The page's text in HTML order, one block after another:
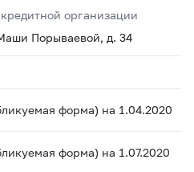
организации
Порываевой, д. 34
форма) на 1.04.2020
форма) на 1.07.2020